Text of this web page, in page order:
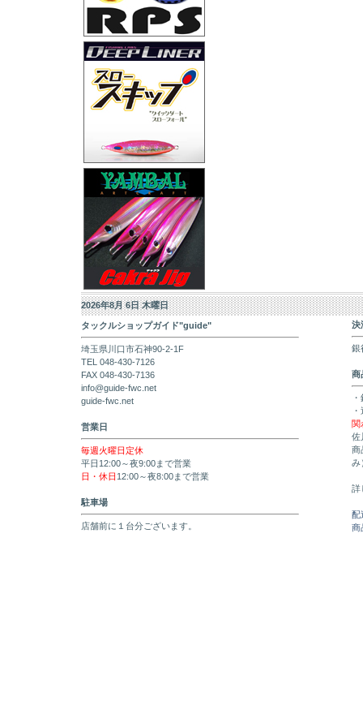
2026年8月 6日 木曜日
タックルショップガイド"guide"
埼玉県川口市石神90-2-1F
TEL 048-430-7126
FAX 048-430-7136
info@guide-fwc.net
guide-fwc.net
営業日
毎週火曜日定休
平日12:00～夜9:00まで営業
日・休日 12:00～夜8:00まで営業
駐車場
店舗前に１台分ございます。
決
銀
商
関
佐
商
み
詳
配
商